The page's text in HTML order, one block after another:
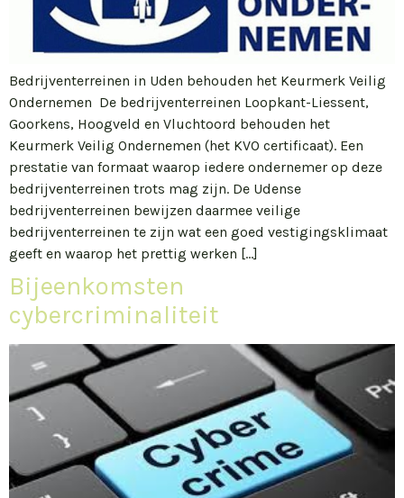
Bedrijventerreinen in Uden behouden het Keurmerk Veilig
Ondernemen De bedrijventerreinen Loopkant-Liessent,
Goorkens, Hoogveld en Vluchtoord behouden het
Keurmerk Veilig Ondernemen (het KVO certificaat). Een
prestatie van formaat waarop iedere ondernemer op deze
bedrijventerreinen trots mag zijn. De Udense
bedrijventerreinen bewijzen daarmee veilige
bedrijventerreinen te zijn wat een goed vestigingsklimaat
geeft en waarop het prettig werken […]
Bijeenkomsten
cybercriminaliteit